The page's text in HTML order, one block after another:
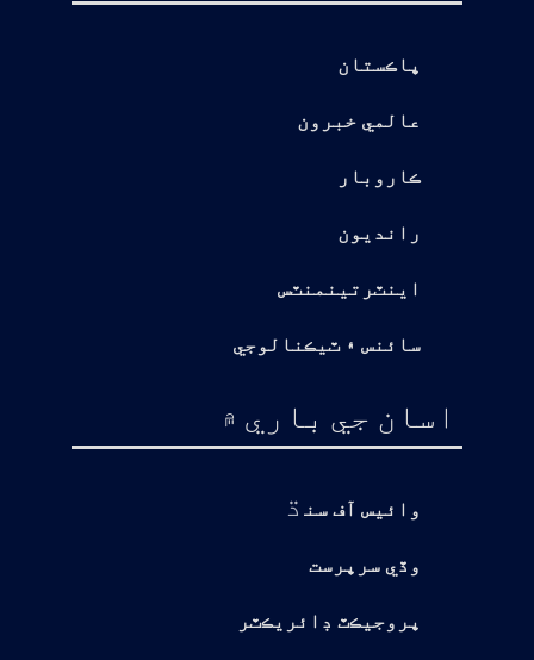
پاڪستان
عالمي خبرون
ڪاروبار
رانديون
اينٽرتينمنٽس
سائنس ۽ ٽيڪنالوجي
اسان جي باري ۾
وائيس آف سن ڌ
وڏي سرپرست
پروجيڪٽ ڊائريڪٽر